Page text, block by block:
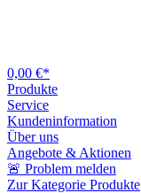
0,00 €*
Produkte
Service
Kundeninformation
Über uns
Angebote & Aktionen
🚨 Problem melden
Zur Kategorie Produkte